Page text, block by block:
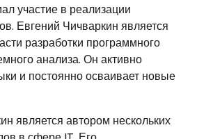
участие в реализации
Евгений Чичваркин является
разработки программного
анализа. Он активно
и постоянно осваивает новые
является автором нескольких